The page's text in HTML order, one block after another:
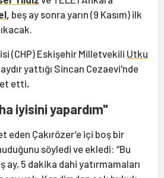
, beş ay sonra yarın (9 Kasım) ilk
(CHP) Eskişehir Milletvekili Utku
aydır yattığı Sincan Cezaevi'nde
etti.
iyisini yapardım"
eden Çakırözer’e içi boş bir
söyledi ve ekledi: “Bu
ay, 5 dakika dahi yatırmamaları